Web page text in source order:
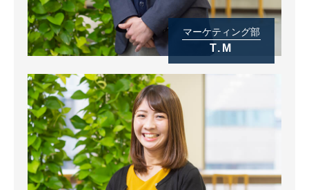
マーケティング部
T.M